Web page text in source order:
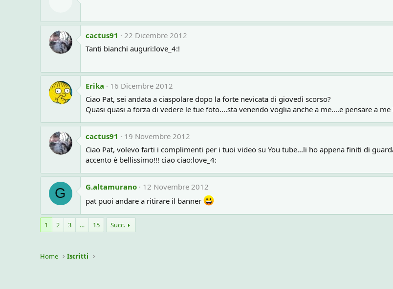
cactus91
22 Dicembre 2012
Tanti bianchi auguri:love_4:!
Erika
16 Dicembre 2012
Ciao Pat, sei andata a ciaspolare dopo la forte nevicata di giovedì scorso?
Quasi quasi a forza di vedere le tue foto....sta venendo voglia anche a me....e pensare a
cactus91
19 Novembre 2012
Ciao Pat, volevo farti i complimenti per i tuoi video su You tube...li ho appena finiti di
accento è bellissimo!!! ciao ciao:love_4:
G G.altamurano
12 Novembre 2012
pat puoi andare a ritirare il banner
1 2 3 … 15 Succ.
Home Iscritti